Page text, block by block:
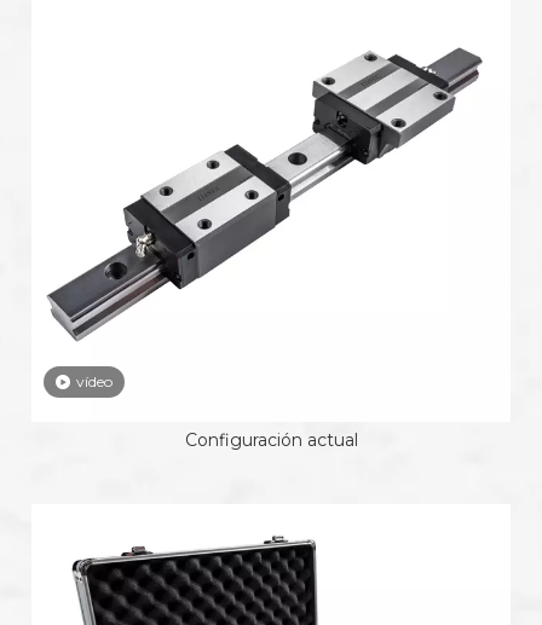
vídeo
Configuración actual